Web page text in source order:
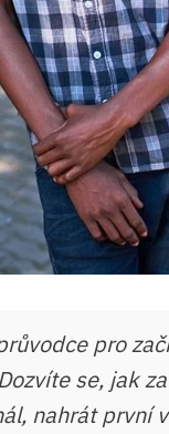
pro
se, jak
nahrát první